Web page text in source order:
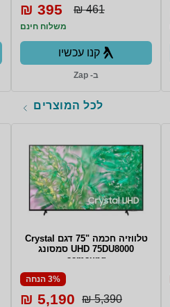
461 ₪
395 ₪
משלוח חינם
קנו עכשיו
ב- Zap
לכל המוצרים
טלווזיה חכמה "75 דגם Crystal
UHD 75DU8000 סמסונג
samsung
3% הנחה
5,390 ₪
5,190 ₪